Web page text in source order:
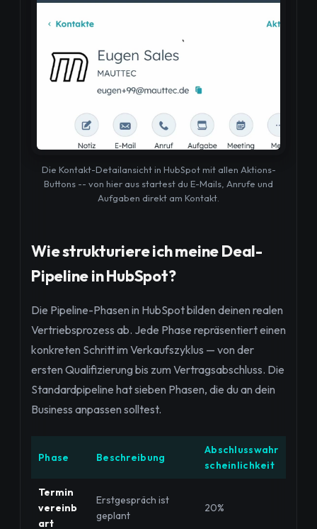
Die Kontakt-Detailansicht in HubSpot mit allen Aktions-
Buttons -- von hier aus startest du E-Mails, Anrufe und
Aufgaben direkt am Kontakt.
Wie strukturiere ich meine Deal-
Pipeline in HubSpot?
Die Pipeline-Phasen in HubSpot bilden deinen realen
Vertriebsprozess ab. Jede Phase repräsentiert einen
konkreten Schritt im Verkaufszyklus — von der
ersten Qualifizierung bis zum Vertragsabschluss. Die
Standardpipeline hat sieben Phasen, die du an dein
Business anpassen solltest.
Phase Beschreibung
Abschlusswahr
scheinlichkeit
Termin
vereinb
art
Erstgespräch ist
geplant
20%